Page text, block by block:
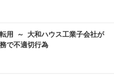
用 ～ 大和ハウス工業子会社が
で不適切行為